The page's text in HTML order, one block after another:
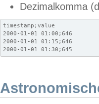
Dezimalkomma
timestamp;value
2000-01-01 01:00;646
2000-01-01 01:15;646
2000-01-01 01:30;645